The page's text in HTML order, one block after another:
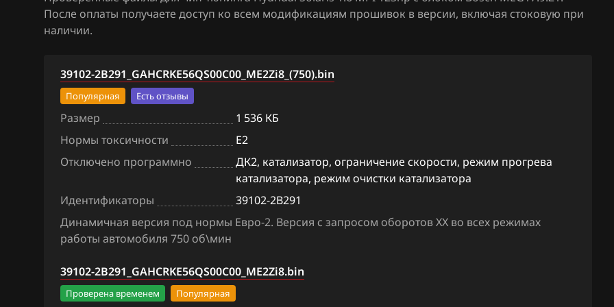
BAW
BMW
Brilliance
Cadillac
Chery
Chevrolet
Chrysler
Bosch MD1CS012
Bosch ME(G)17.9.11, (1)
Bosch ME(G)17.9.11, (1)
(12) immo off
Bosch ME17.9.1
Bosch MEG17.9.13
Bosch MEG17.9.21
DCU24_(DCU17PC42)
DCU24_(DCU17PC43)
Solaris 1.6 MPI 123hp
39112-
После оплаты получаете доступ ко всем модификациям прошивок в версии, включая стоковую при
наличии.
39102-2B291_GAHCRKE56QS00C00_ME2Zi8_(750).bin
Популярная Есть отзывы
Размер
1 536 КБ
Нормы токсичности
E2
Отключено программно
ДК2, катализатор, ограничение скорости, режим прогрева
катализатора, режим очистки катализатора
Идентификаторы
39102-2B291
Динамичная версия под нормы Евро-2. Версия с запросом оборотов ХХ во всех режимах
работы автомобиля 750 об\мин
39102-2B291_GAHCRKE56QS00C00_ME2Zi8.bin
Проверена временем Популярная